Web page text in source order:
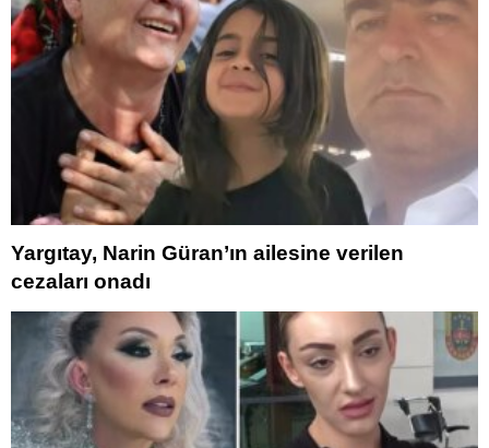
Yargıtay, Narin Güran’ın ailesine verilen
cezaları onadı